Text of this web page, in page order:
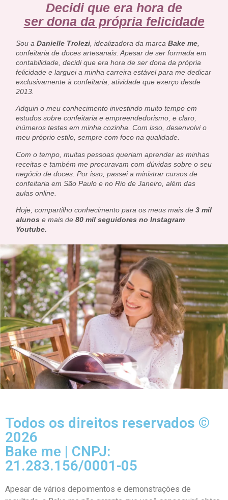
Decidi que era hora de
ser dona da própria felicidade
Sou aDanielle Trolezi , idealizadora da marcaBake me
confeitaria de doces artesanais. Apesar de ser formada em
contabilidade, decidi que era hora de ser dona da própria
felicidade e larguei a minha carreira estável para me dedicar
exclusivamente à confeitaria, atividade que exerço desde
2013.
Adquiri o meu conhecimento investindo muito tempo em
estudos sobre confeitaria e empreendedorismo, e claro,
inúmeros testes em minha cozinha. Com isso, desenvolvi o
meu próprio estilo, sempre com foco na qualidade.
Com o tempo, muitas pessoas queriam aprender as minhas
receitas e também me procuravam com dúvidas sobre o seu
negócio de doces. Por isso, passei a ministrar cursos de
confeitaria em São Paulo e no Rio de Janeiro, além das
aulas online.
Hoje, compartilho conhecimento para os meus mais de3 mil
alunos e mais de80 mil seguidores no Instagram
Youtube.
Todos os direitos reservados ©
2026
Bake me | CNPJ:
21.283.156/0001-05
Apesar de vários depoimentos e demonstrações de